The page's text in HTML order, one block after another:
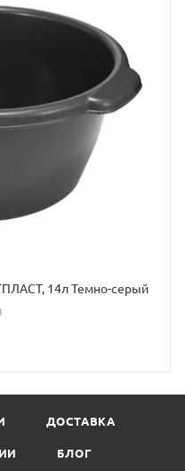
14л Темно-серый
ДОСТАВКА
БЛОГ